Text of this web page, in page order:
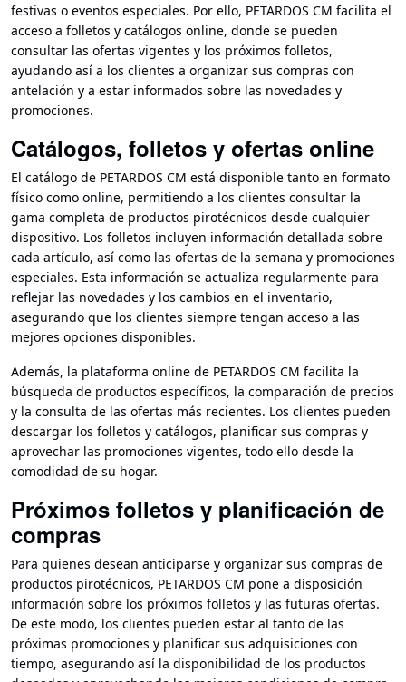
festivas o eventos especiales. Por ello, PETARDOS CM facilita el
acceso a folletos y catálogos online, donde se pueden
consultar las ofertas vigentes y los próximos folletos,
ayudando así a los clientes a organizar sus compras con
antelación y a estar informados sobre las novedades y
promociones.
Catálogos, folletos y ofertas online
El catálogo de PETARDOS CM está disponible tanto en formato
físico como online, permitiendo a los clientes consultar la
gama completa de productos pirotécnicos desde cualquier
dispositivo. Los folletos incluyen información detallada sobre
cada artículo, así como las ofertas de la semana y promociones
especiales. Esta información se actualiza regularmente para
reflejar las novedades y los cambios en el inventario,
asegurando que los clientes siempre tengan acceso a las
mejores opciones disponibles.
Además, la plataforma online de PETARDOS CM facilita la
búsqueda de productos específicos, la comparación de precios
y la consulta de las ofertas más recientes. Los clientes pueden
descargar los folletos y catálogos, planificar sus compras y
aprovechar las promociones vigentes, todo ello desde la
comodidad de su hogar.
Próximos folletos y planificación de
compras
Para quienes desean anticiparse y organizar sus compras de
productos pirotécnicos, PETARDOS CM pone a disposición
información sobre los próximos folletos y las futuras ofertas.
De este modo, los clientes pueden estar al tanto de las
próximas promociones y planificar sus adquisiciones con
tiempo, asegurando así la disponibilidad de los productos